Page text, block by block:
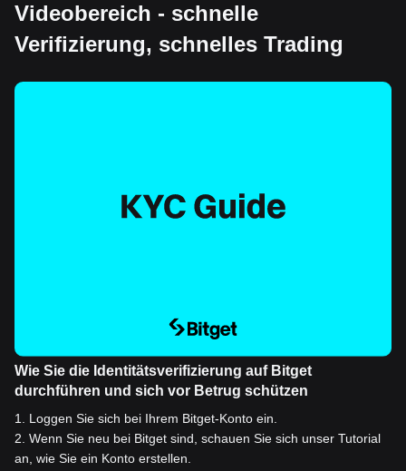
Videobereich - schnelle
Verifizierung, schnelles Trading
Wie Sie die Identitätsverifizierung auf Bitget
durchführen und sich vor Betrug schützen
1
Loggen Sie sich bei Ihrem Bitget-Konto ein.
2 Wenn Sie neu bei Bitget sind, schauen Sie sich unser Tutorial
an, wie Sie ein Konto erstellen.